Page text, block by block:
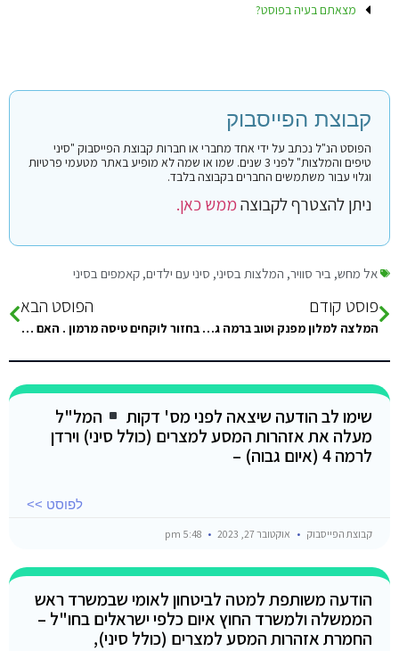
מצאתם בעיה בפוסט?
קבוצת הפייסבוק
הפוסט הנ"ל נכתב על ידי אחד מחברי או חברות קבוצת הפייסבוק "סיני
טיפים והמלצות" לפני 3 שנים. שמו או שמה לא מופיע באתר מטעמי פרטיות
וגלוי עבור משתמשים החברים בקבוצה בלבד.
ניתן להצטרף לקבוצהממש כאן.
אל מחש, ביר סוויר, המלצות בסיני, סיני עם ילדים, קאמפים בסיני
פוסט קודם
המלצה למלון מפנק וטוב ברמה גבוהה למבוגרים בלבד בשארם?
הפוסט הבא
בחזור לוקחים טיסה מרמון . האם יש באילת מקום כלשהוא לשים את המזוודות עד הטיסה ? כדי לטייל קצת בעיר
שימו לב הודעה שיצאה לפני מס' דקות
המל"ל
מעלה את אזהרות המסע למצרים (כולל סיני) וירדן
לרמה 4 (איום גבוה) –
לפוסט >>
קבוצת הפייסבוק אוקטובר 27, 2023
הודעה משותפת למטה לביטחון לאומי שבמשרד ראש
הממשלה ולמשרד החוץ איום כלפי ישראלים בחו"ל –
החמרת אזהרות המסע למצרים (כולל סיני),